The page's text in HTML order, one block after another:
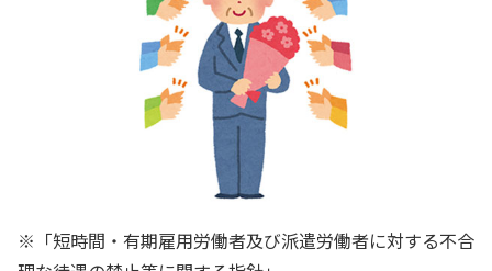
※「短時間・有期雇用労働者及び派遣労働者に対する不合